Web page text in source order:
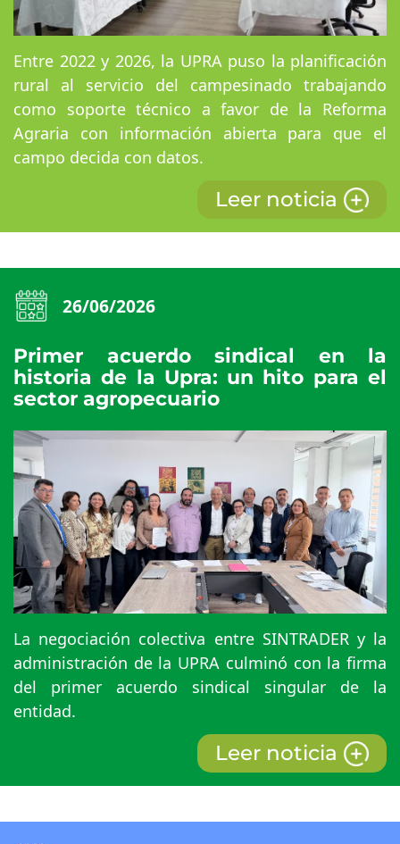
Entre 2022 y 2026, la UPRA puso la planificación
rural al servicio del campesinado trabajando
como soporte técnico a favor de la Reforma
Agraria con información abierta para que el
campo decida con datos.
Leer noticia
26/06/2026
Primer acuerdo sindical en la
historia de la Upra: un hito para el
sector agropecuario
La negociación colectiva entre SINTRADER y la
administración de la UPRA culminó con la firma
del primer acuerdo sindical singular de la
entidad.
Leer noticia